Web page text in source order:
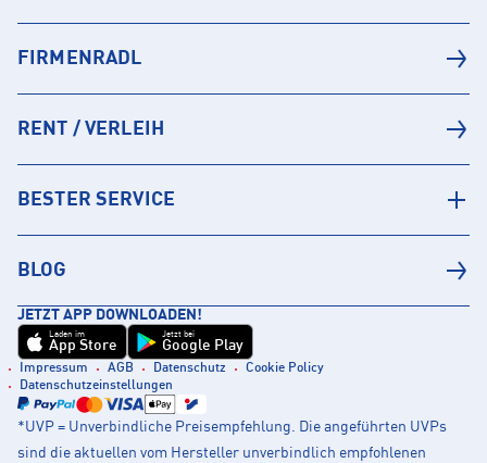
FIRMENRADL
RENT / VERLEIH
BESTER SERVICE
BLOG
JETZT APP DOWNLOADEN!
Laden im
App Store
Jetzt bei
Google Play
Impressum AGB Datenschutz
Cookie Policy
Datenschutzeinstellungen
*UVP = Unverbindliche Preisempfehlung. Die angeführten UVPs
sind die aktuellen vom Hersteller unverbindlich empfohlenen